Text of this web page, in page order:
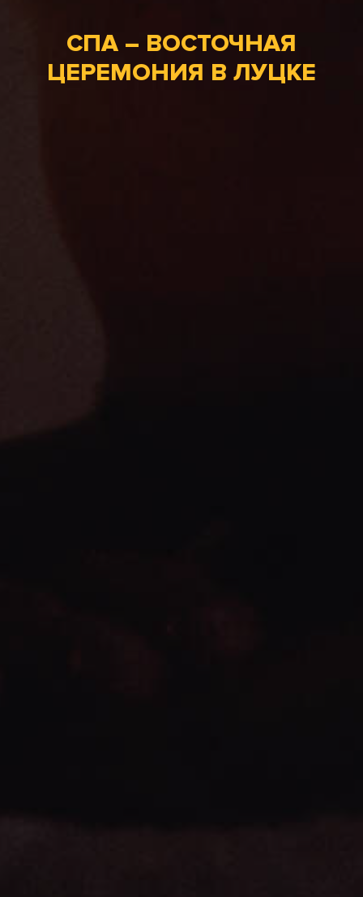
СПА – ВОСТОЧНАЯ
ЦЕРЕМОНИЯ В ЛУЦКЕ